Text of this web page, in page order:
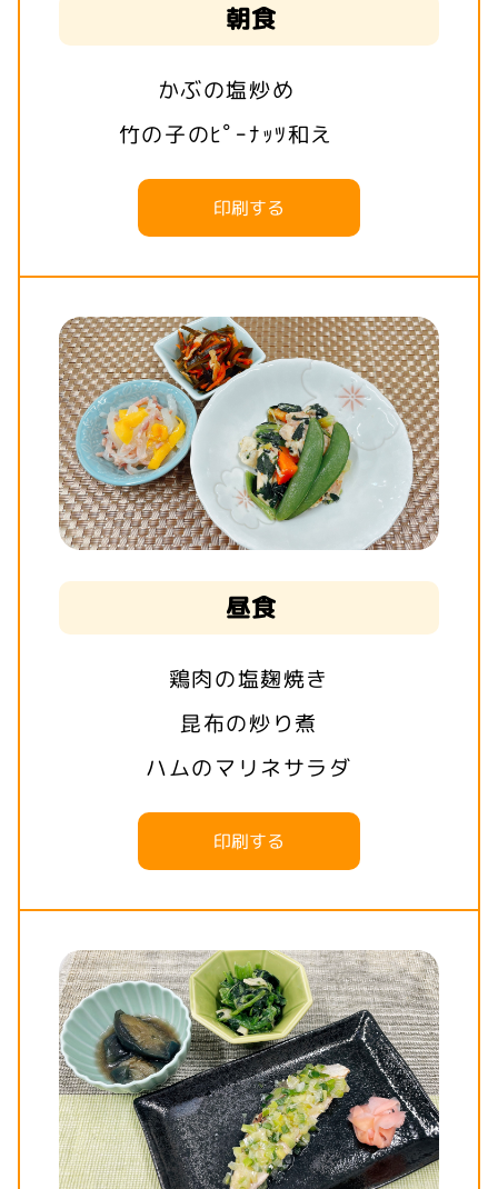
朝食
かぶの塩炒め
竹の子のﾋﾟｰﾅｯﾂ和え
印刷する
昼食
鶏肉の塩麹焼き
昆布の炒り煮
ハムのマリネサラダ
印刷する